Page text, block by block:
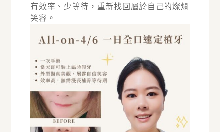
有效率、少等待，重新找回屬於自己的燦爛
笑容。